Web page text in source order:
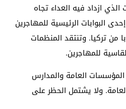
ازداد فيه العداء تجاه
البوابات الرئيسية للمهاجرين
من تركيا. وتنتقد المنظمات
للمهاجرين.
العامة والمدارس
ولا يشتمل الحظر على